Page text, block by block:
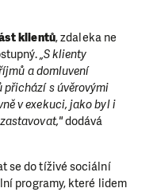
klientů, zdaleka ne
„S klienty
a domluvení
s úvěrovými
v exekuci, jako byl i
dodává
se do tíživé sociální
programy, které lidem